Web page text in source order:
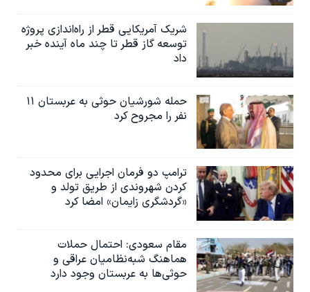
شریک آمریکایی قطر از راه‌اندازی پروژه
توسعه گاز قطر تا چند ماه آینده خبر
داد
حمله شورشیان حوثی به عربستان ۱۱
نفر را مجروح کرد
ترامپ دو فرمان اجرایی برای محدود
کردن شهروندی از طریق تولد و
«گردشگری زایمان» امضا کرد
مقام سعودی: احتمال حملات
هماهنگ شبه‌نظامیان عراقی و
حوثی‌ها به عربستان وجود دارد